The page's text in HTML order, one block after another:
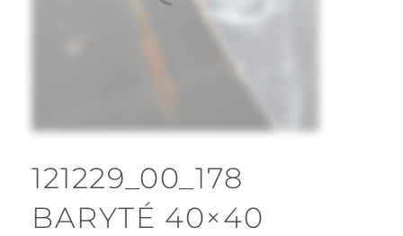
121229_00_178
BARYTÉ 40×40